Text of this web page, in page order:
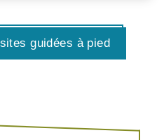
guidées à pied